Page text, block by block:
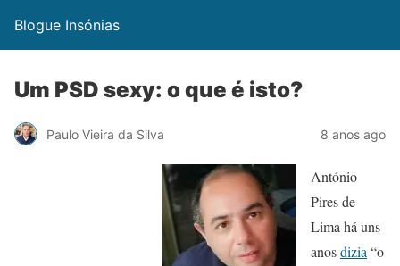
Blogue Insónias
Um PSD sexy: o que é isto?
Paulo Vieira da Silva 8 anos ago
António
Pires de
Lima há uns
anosdizia “o